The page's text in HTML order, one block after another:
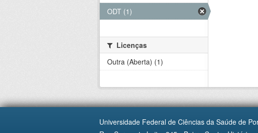
ODT (1)
Licenças
Outra (Aberta) (1)
Universidade Federal de Ciências da Saúde de